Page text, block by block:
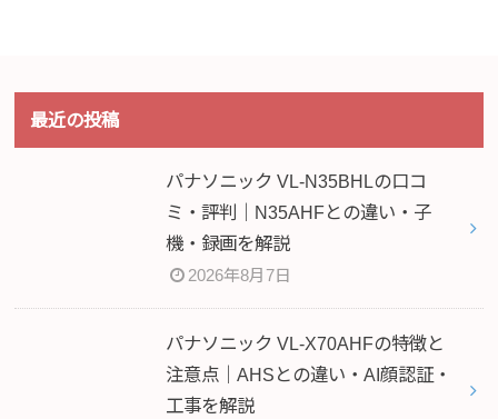
最近の投稿
パナソニック VL-N35BHLの口コ
ミ・評判｜N35AHFとの違い・子
機・録画を解説
2026年8月7日
パナソニック VL-X70AHFの特徴と
注意点｜AHSとの違い・AI顔認証・
工事を解説